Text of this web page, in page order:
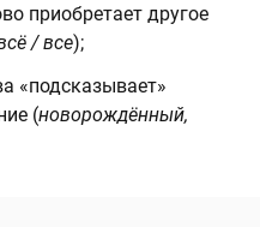
приобретает другое
/ все);
«подсказывает»
(новорождённый,